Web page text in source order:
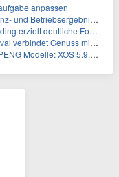
anpassen
2026 mit Goldproduktion und Barreserven in Rekordhöhe
Fortschritte bei ihren AI-Projekten
mit Engagement gegen Brustkrebs
Sicherheits-, Lade- und Komfortfunktionen